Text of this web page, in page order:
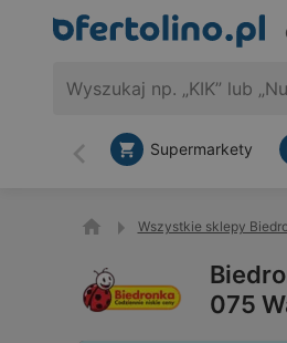
Wstecz
Supermarkety
Wszystkie sklepy
075